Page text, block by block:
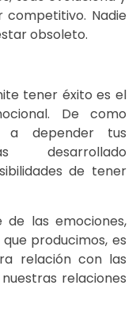
Nadie
obsoleto.
tener éxito es el
De como
a depender tus
desarrollado
de tener
de las emociones,
producimos, es
relación con las
relaciones